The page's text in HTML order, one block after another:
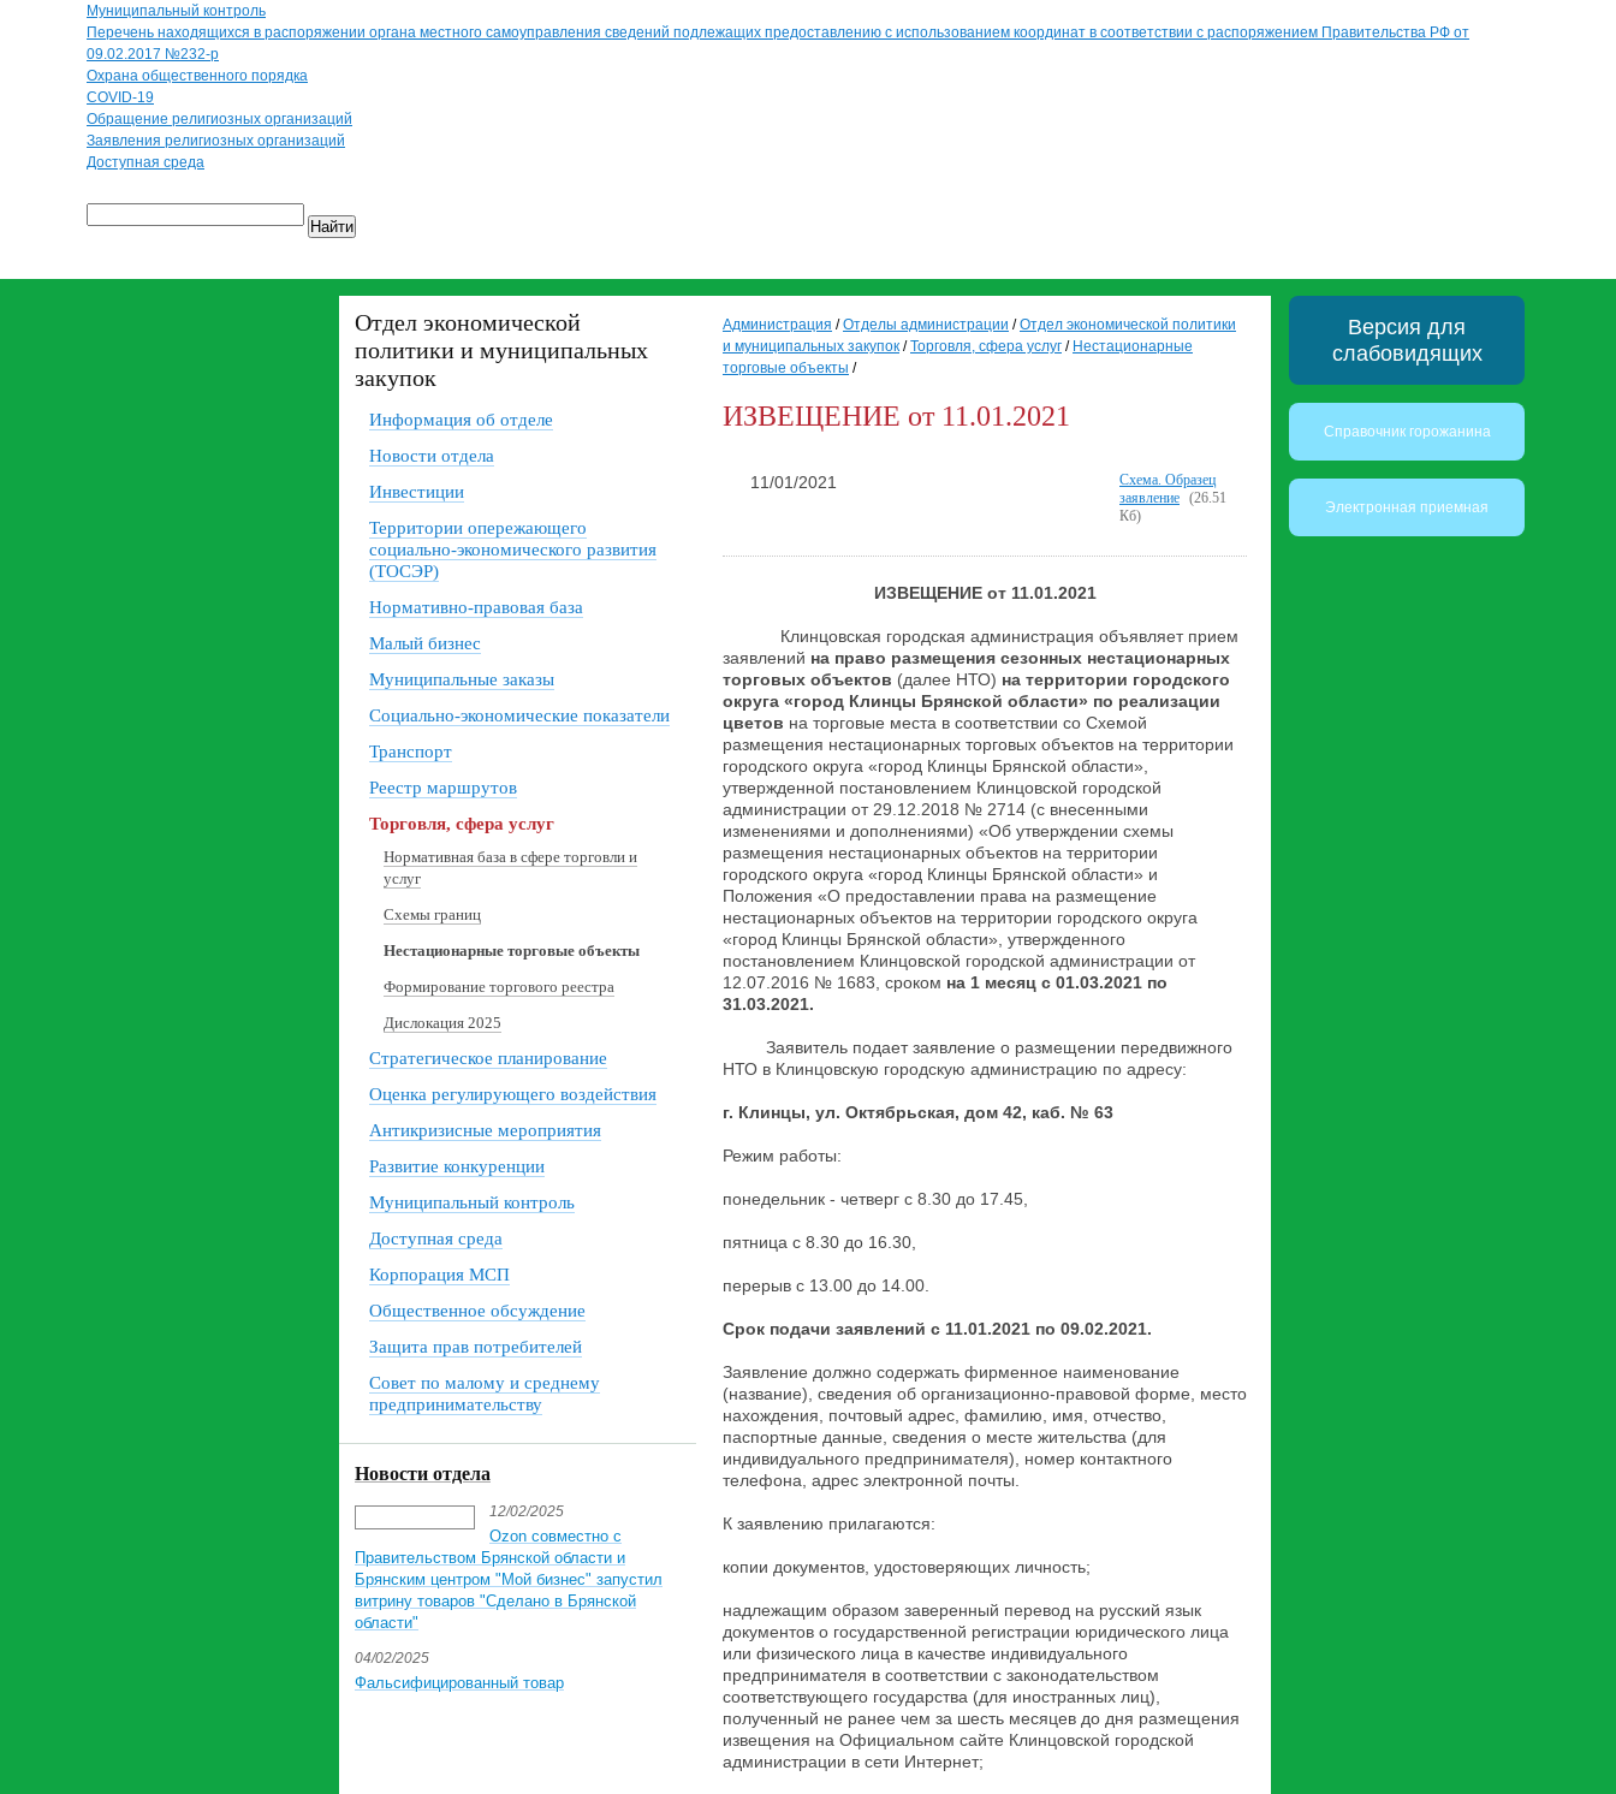
Муниципальный контроль
Перечень находящихся в распоряжении органа местного самоуправления сведений подлежащих предоставлению с использованием координат в соответствии с распоряжением Правительства РФ от
09.02.2017 №232-р
Охрана общественного порядка
COVID-19
Обращение религиозных организаций
Заявления религиозных организаций
Доступная среда
Найти
Отдел экономической
политики и муниципальных
закупок
Информация об отделе
Новости отдела
Инвестиции
Территории опережающего
социально-экономического развития
(ТОСЭР)
Нормативно-правовая база
Малый бизнес
Муниципальные заказы
Социально-экономические показатели
Транспорт
Реестр маршрутов
Торговля, сфера услуг
Нормативная база в сфере торговли и
услуг
Схемы границ
Нестационарные торговые объекты
Формирование торгового реестра
Дислокация 2025
Стратегическое планирование
Оценка регулирующего воздействия
Антикризисные мероприятия
Развитие конкуренции
Муниципальный контроль
Доступная среда
Корпорация МСП
Общественное обсуждение
Защита прав потребителей
Совет по малому и среднему
предпринимательству
Новости отдела
12/02/2025
Ozon совместно с
Правительством Брянской области и
Брянским центром "Мой бизнес" запустил
витрину товаров "Сделано в Брянской
области"
04/02/2025
Фальсифицированный товар
Администрация /Отделы администрации /Отдел экономической политики
и муниципальных закупок /Торговля, сфера услуг / Нестационарные
торговые объекты /
ИЗВЕЩЕНИЕ от 11.01.2021
11/01/2021
Схема. Образец
заявление (26.51
Кб)
ИЗВЕЩЕНИЕ от 11.01.2021
Клинцовская городская администрация объявляет прием
заявлений на право размещения сезонных нестационарных
торговых объектов (далее НТО) на территории городского
округа «город Клинцы Брянской области» по реализации
цветов на торговые места в соответствии со Схемой
размещения нестационарных торговых объектов на территории
городского округа «город Клинцы Брянской области»,
утвержденной постановлением Клинцовской городской
администрации от 29.12.2018 № 2714 (с внесенными
изменениями и дополнениями) «Об утверждении схемы
размещения нестационарных объектов на территории
городского округа «город Клинцы Брянской области» и
Положения «О предоставлении права на размещение
нестационарных объектов на территории городского округа
«город Клинцы Брянской области», утвержденного
постановлением Клинцовской городской администрации от
12.07.2016 № 1683, сроком на 1 месяц с 01.03.2021 по
31.03.2021.
Заявитель подает заявление о размещении передвижного
НТО в Клинцовскую городскую администрацию по адресу:
г. Клинцы, ул. Октябрьская, дом 42, каб. № 63
Режим работы:
понедельник - четверг с 8.30 до 17.45,
пятница с 8.30 до 16.30,
перерыв с 13.00 до 14.00.
Срок подачи заявлений с 11.01.2021 по 09.02.2021.
Заявление должно содержать фирменное наименование
(название), сведения об организационно-правовой форме, место
нахождения, почтовый адрес, фамилию, имя, отчество,
паспортные данные, сведения о месте жительства (для
индивидуального предпринимателя), номер контактного
телефона, адрес электронной почты.
К заявлению прилагаются:
копии документов, удостоверяющих личность;
надлежащим образом заверенный перевод на русский язык
документов о государственной регистрации юридического лица
или физического лица в качестве индивидуального
предпринимателя в соответствии с законодательством
соответствующего государства (для иностранных лиц),
полученный не ранее чем за шесть месяцев до дня размещения
извещения на Официальном сайте Клинцовской городской
администрации в сети Интернет;
Версия для
слабовидящих
Справочник горожанина
Электронная приемная